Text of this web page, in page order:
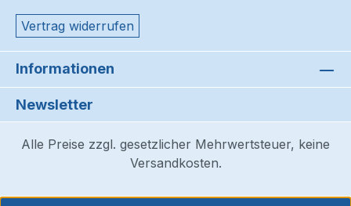
Vertrag widerrufen
Informationen
Newsletter
Alle Preise zzgl. gesetzlicher Mehrwertsteuer, keine
Versandkosten.